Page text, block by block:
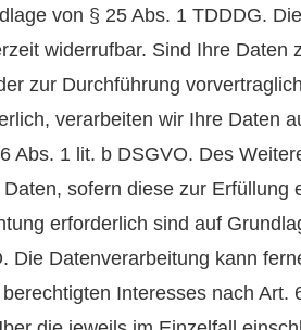
von § 25 Abs. 1 TDDDG. Die
widerrufbar. Sind Ihre Daten
zur Durchführung
verarbeiten wir Ihre Daten
Abs. 1 lit. b DSGVO. Des
sofern diese zur Erfüllung
erforderlich sind auf
Die Datenverarbeitung kann
Interesses nach Art.